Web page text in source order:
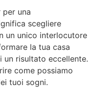
una
scegliere
un unico interlocutore
la tua casa
un risultato eccellente.
come possiamo
tuoi sogni.